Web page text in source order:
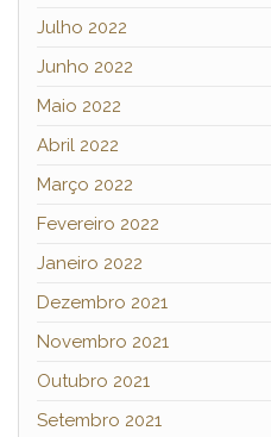
Julho 2022
Junho 2022
Maio 2022
Abril 2022
Março 2022
Fevereiro 2022
Janeiro 2022
Dezembro 2021
Novembro 2021
Outubro 2021
Setembro 2021